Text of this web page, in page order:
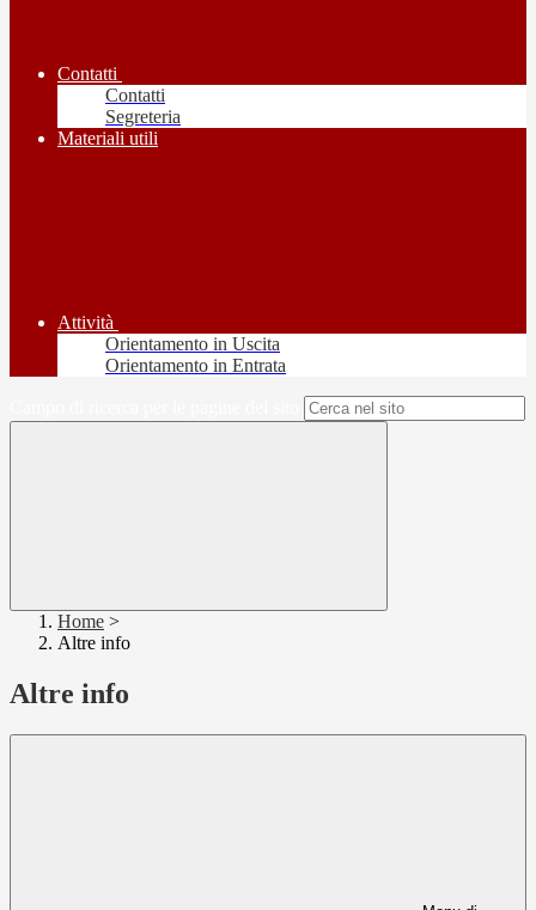
Contatti
Contatti
Segreteria
Materiali utili
Attività
Orientamento in Uscita
Orientamento in Entrata
Home >
Altre info
Altre info